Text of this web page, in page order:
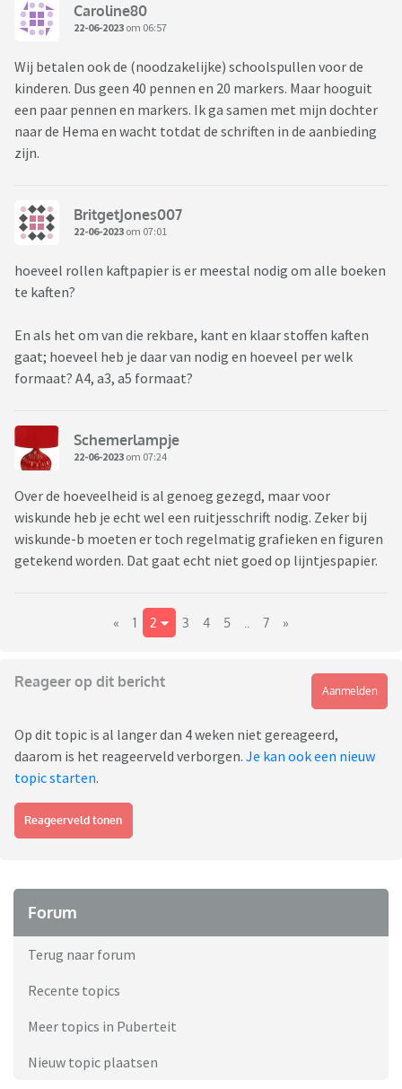
Caroline80
22-06-2023 om 06:57
Wij betalen ook de (noodzakelijke) schoolspullen voor de
kinderen. Dus geen 40 pennen en 20 markers. Maar hooguit
een paar pennen en markers. Ik ga samen met mijn dochter
naar de Hema en wacht totdat de schriften in de aanbieding
zijn.
BritgetJones007
22-06-2023 om 07:01
hoeveel rollen kaftpapier is er meestal nodig om alle boeken
te kaften?
En als het om van die rekbare, kant en klaar stoffen kaften
gaat; hoeveel heb je daar van nodig en hoeveel per welk
formaat? A4, a3, a5 formaat?
Schemerlampje
22-06-2023 om 07:24
Over de hoeveelheid is al genoeg gezegd, maar voor
wiskunde heb je echt wel een ruitjesschrift nodig. Zeker bij
wiskunde-b moeten er toch regelmatig grafieken en figuren
getekend worden. Dat gaat echt niet goed op lijntjespapier.
« 1 2 3 4 5 7 »
Reageer op dit bericht
Aanmelden
Op dit topic is al langer dan 4 weken niet gereageerd,
daarom is het reageerveld verborgen. Je kan ook een nieuw
topic starten.
Reageerveld tonen
Forum
Terug naar forum
Recente topics
Meer topics in Puberteit
Nieuw topic plaatsen